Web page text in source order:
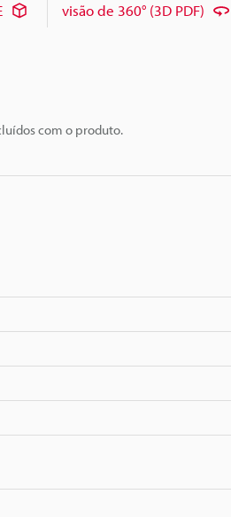
com o produto.
visão de 360° (3D PDF)